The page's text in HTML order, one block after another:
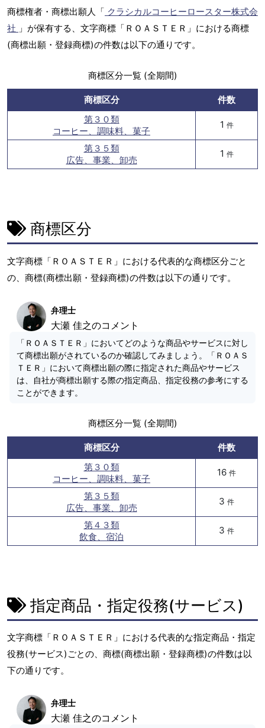
商標権者・商標出願人「 クラシカルコーヒーロースター株式会
社 」が保有する、文字商標「ＲＯＡＳＴＥＲ」における商標
(商標出願・登録商標)の件数は以下の通りです。
商標区分一覧 (全期間)
商標区分
件数
第３０類
コーヒー、調味料、菓子
1 件
第３５類
広告、事業、卸売
1 件
商標区分
文字商標「ＲＯＡＳＴＥＲ」における代表的な商標区分ごと
の、商標(商標出願・登録商標)の件数は以下の通りです。
弁理士
大瀬 佳之のコメント
「ＲＯＡＳＴＥＲ」においてどのような商品やサービスに対し
て商標出願がされているのか確認してみましょう。「ＲＯＡＳ
ＴＥＲ」において商標出願の際に指定された商品やサービス
は、自社が商標出願する際の指定商品、指定役務の参考にする
ことができます。
商標区分一覧 (全期間)
商標区分
件数
第３０類
コーヒー、調味料、菓子
16 件
第３５類
広告、事業、卸売
3 件
第４３類
飲食、宿泊
3 件
指定商品・指定役務(サービス)
文字商標「ＲＯＡＳＴＥＲ」における代表的な指定商品・指定
役務(サービス)ごとの、商標(商標出願・登録商標)の件数は以
下の通りです。
弁理士
大瀬 佳之のコメント